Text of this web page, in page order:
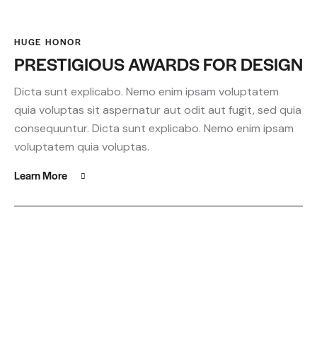
HUGE HONOR
PRESTIGIOUS AWARDS FOR DESIGN
Dicta sunt explicabo. Nemo enim ipsam voluptatem
quia voluptas sit aspernatur aut odit aut fugit, sed quia
consequuntur. Dicta sunt explicabo. Nemo enim ipsam
voluptatem quia voluptas.
Learn More